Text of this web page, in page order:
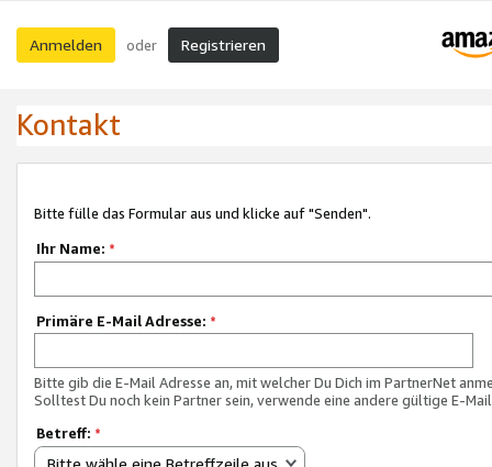
Anmelden oder Registrieren
Kontakt
Bitte fülle das Formular aus und klicke auf "Senden".
Ihr Name: *
Primäre E-Mail Adresse: *
Bitte gib die E-Mail Adresse an, mit welcher Du Dich im PartnerNet
Solltest Du noch kein Partner sein, verwende eine andere gültige E-
Betreff: *
Bitte wähle eine Betreffzeile aus.